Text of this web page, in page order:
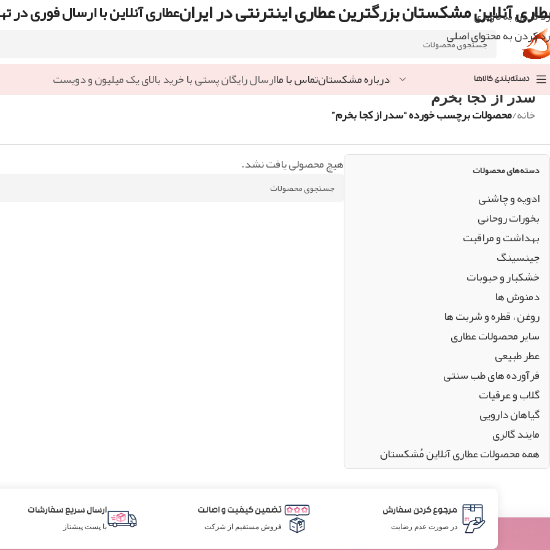
رد کردن به ناوبری
رد کردن به محتوای اصلی
آنلاین مشکستان بزرگترین عطاری اینترنتی در ایرانعطاری آنلاین با ارسال فوری در
دسته‌بندی کالاها درباره مشکستانتماس با ماارسال رایگان پستی با خرید بالای یک میلیون و دویست
سدر از کجا بخرم
خانه/محصولات برچسب خورده “سدر از کجا بخرم”
دسته‌های محصولات
ادویه و چاشنی
بخورات روحانی
بهداشت و مراقبت
جینسینگ
خشکبار و حبوبات
دمنوش ها
روغن ، قطره و شربت ها
سایر محصولات عطاری
عطر طبیعی
فرآورده های طب سنتی
گلاب و عرقیات
گیاهان دارویی
مایند گالری
همه محصولات عطاری آنلاین مُشکستان
هیچ محصولی یافت نشد.
مرجوع کردن سفارش
در صورت عدم رضایت
تضمین کیفیت و اصالت
فروش مستقیم از شرکت
ارسال سریع سفارشات
با پست پیشتاز